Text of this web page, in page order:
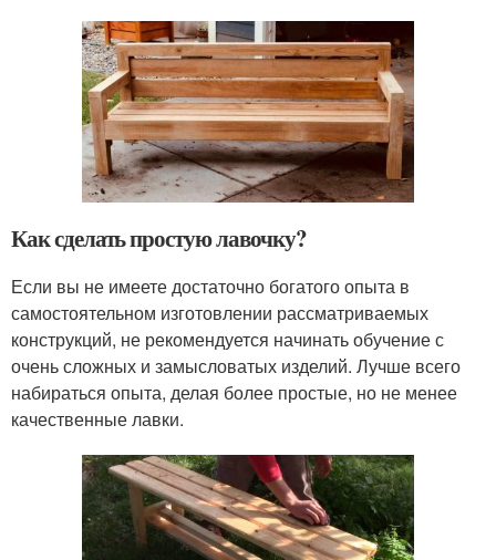
Как сделать простую лавочку?
Если вы не имеете достаточно богатого опыта в
самостоятельном изготовлении рассматриваемых
конструкций, не рекомендуется начинать обучение с
очень сложных и замысловатых изделий. Лучше всего
набираться опыта, делая более простые, но не менее
качественные лавки.